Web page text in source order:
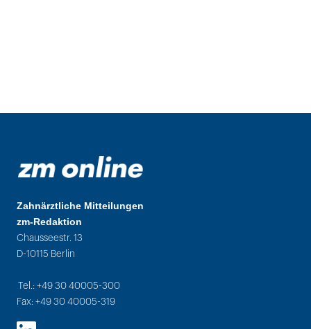
Zahnärztliche Mitteilungen
zm-Redaktion
Chausseestr. 13
D-10115 Berlin
Tel.: +49 30 40005-300
Fax: +49 30 40005-319